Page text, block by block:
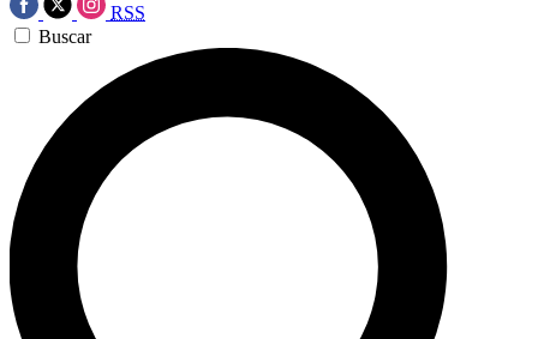
RSS
Buscar